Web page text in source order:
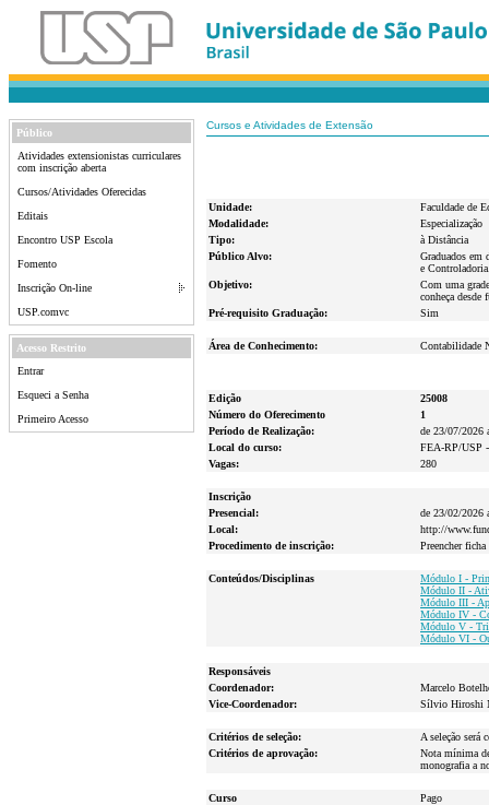
Público
Atividades extensionistas curriculares
com inscrição aberta
Cursos/Atividades Oferecidas
Editais
Encontro USP Escola
Fomento
Inscrição On-line
USP.comvc
Acesso Restrito
Entrar
Esqueci a Senha
Primeiro Acesso
Cursos e Atividades de Extensão
Unidade:
Faculdade de
Modalidade:
Especialização
Tipo:
à Distância
Público Alvo:
Graduados em
e
Objetivo:
Com uma
conheça desde
Pré-requisito Graduação:
Sim
Área de Conhecimento: Contabilidade
Edição
25008
Número do Oferecimento
1
Período de Realização:
de 23/07/2026
Local do curso:
FEA-RP/USP
Vagas:
280
Inscrição
Presencial:
de 23/02/2026
Local:
http://
Procedimento de inscrição:
Preencher
Conteúdos/Disciplinas
Módulo I -
Módulo II -
Módulo III -
Módulo IV -
Módulo V -
Módulo VI -
Responsáveis
Coordenador:
Marcelo
Vice-Coordenador:
Sílvio Hiroshi
Critérios de seleção:
A seleção será
Critérios de aprovação:
Nota mínima
monografia a
Curso
Pago